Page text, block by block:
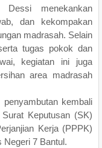
menekankan
dan kekompakan
madrasah. Selain
tugas pokok dan
kegiatan ini juga
area madrasah
kembali
Keputusan (SK)
Kerja (PPPK)
Negeri 7 Bantul.